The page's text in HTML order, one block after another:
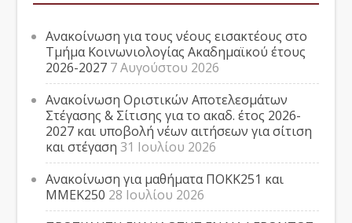
Ανακοίνωση για τους νέους εισακτέους στο
Τμήμα Κοινωνιολογίας Ακαδημαϊκού έτους
2026-2027 7 Αυγούστου 2026
Ανακοίνωση Οριστικών Αποτελεσμάτων
Στέγασης & Σίτισης για το ακαδ. έτος 2026-
2027 και υποβολή νέων αιτήσεων για σίτιση
και στέγαση 31 Ιουλίου 2026
Ανακοίνωση για μαθήματα ΠΟΚΚ251 και
ΜΜΕΚ250 28 Ιουλίου 2026